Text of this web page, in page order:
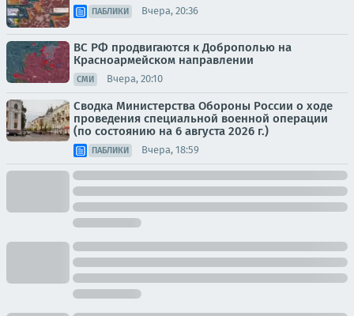
ПАБЛИКИ Вчера, 20:36
ВС РФ продвигаются к Доброполью на
Красноармейском направлении
СМИ Вчера, 20:10
Сводка Министерства Обороны России о ходе
проведения специальной военной операции
(по состоянию на 6 августа 2026 г.)
ПАБЛИКИ Вчера, 18:59